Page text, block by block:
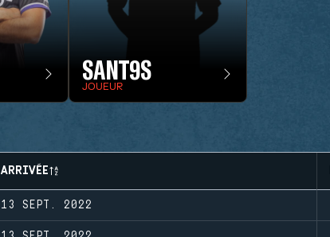
SANT9S
JOUEUR
ARRIVÉE
13 SEPT. 2022